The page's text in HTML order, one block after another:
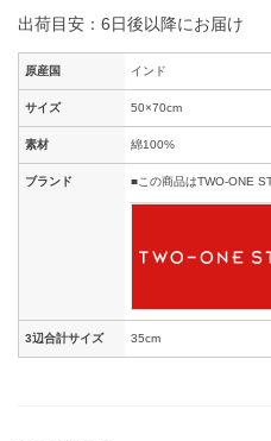
出荷目安：6日後以降にお届け
原産国 インド
サイズ 50×70cm
素材 綿100%
ブランド ■この商品はTWO-ONE
3辺合計サイズ 35cm